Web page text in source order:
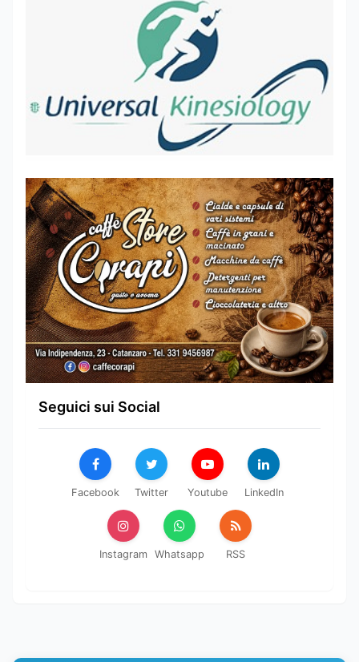
Seguici sui Social
Facebook Twitter Youtube LinkedIn
Instagram Whatsapp RSS